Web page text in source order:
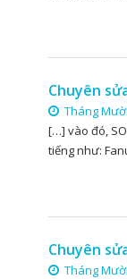
Chuyên
Tháng
[…] vào đó,
tiếng như:
Chuyên
Tháng